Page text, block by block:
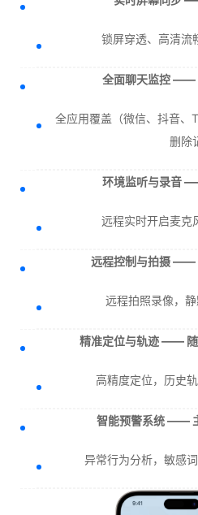
锁屏穿透、高清流
全面聊天监控 ——
全应用覆盖（微信、抖音、
删除
环境监听与录音
远程实时开启麦克
远程控制与拍摄 ——
远程拍照录像，静
精准定位与轨迹 ——
高精度定位，历史
智能预警系统 ——
异常行为分析，敏感